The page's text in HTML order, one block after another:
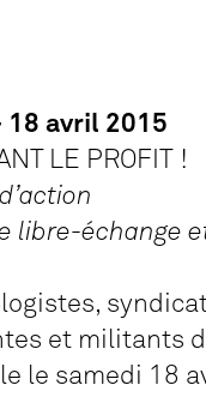
18 avril 2015
LE PROFIT !
libre-échange
et militants
le samedi 18